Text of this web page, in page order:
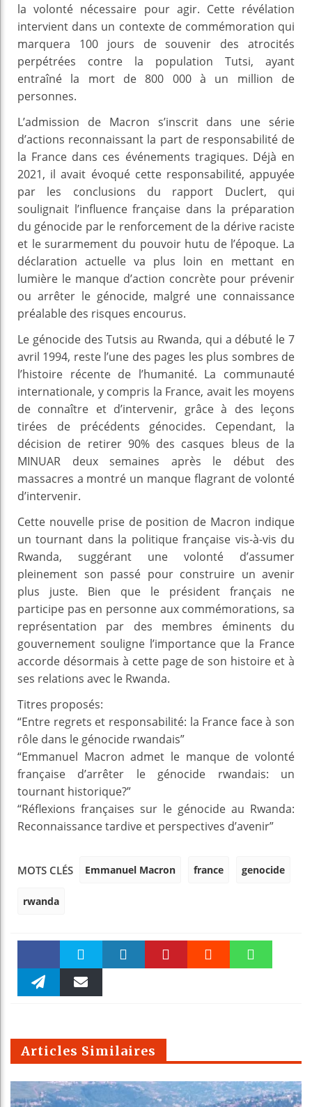
la volonté nécessaire pour agir. Cette révélation
intervient dans un contexte de commémoration qui
marquera 100 jours de souvenir des atrocités
perpétrées contre la population Tutsi, ayant
entraîné la mort de 800 000 à un million de
personnes.
L’admission de Macron s’inscrit dans une série
d’actions reconnaissant la part de responsabilité de
la France dans ces événements tragiques. Déjà en
2021, il avait évoqué cette responsabilité, appuyée
par les conclusions du rapport Duclert, qui
soulignait l’influence française dans la préparation
du génocide par le renforcement de la dérive raciste
et le surarmement du pouvoir hutu de l’époque. La
déclaration actuelle va plus loin en mettant en
lumière le manque d’action concrète pour prévenir
ou arrêter le génocide, malgré une connaissance
préalable des risques encourus.
Le génocide des Tutsis au Rwanda, qui a débuté le 7
avril 1994, reste l’une des pages les plus sombres de
l’histoire récente de l’humanité. La communauté
internationale, y compris la France, avait les moyens
de connaître et d’intervenir, grâce à des leçons
tirées de précédents génocides. Cependant, la
décision de retirer 90% des casques bleus de la
MINUAR deux semaines après le début des
massacres a montré un manque flagrant de volonté
d’intervenir.
Cette nouvelle prise de position de Macron indique
un tournant dans la politique française vis-à-vis du
Rwanda, suggérant une volonté d’assumer
pleinement son passé pour construire un avenir
plus juste. Bien que le président français ne
participe pas en personne aux commémorations, sa
représentation par des membres éminents du
gouvernement souligne l’importance que la France
accorde désormais à cette page de son histoire et à
ses relations avec le Rwanda.
Titres proposés:
“Entre regrets et responsabilité: la France face à son
rôle dans le génocide rwandais”
“Emmanuel Macron admet le manque de volonté
française d’arrêter le génocide rwandais: un
tournant historique?”
“Réflexions françaises sur le génocide au Rwanda:
Reconnaissance tardive et perspectives d’avenir”
MOTS CLÉS Emmanuel Macron france genocide
rwanda
Faceboo Twitter
m
Articles Similaires